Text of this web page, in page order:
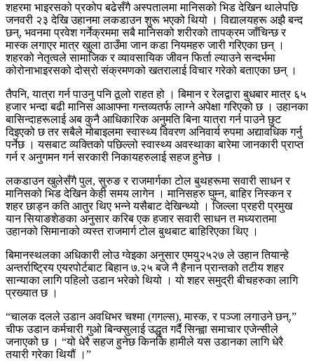
शहरमा भाइरसको प्रकोप बढेसँगै अस्पतालमा मानिसको भिड देखिन थालेपछि
जनवरी २३ देखि उहानमा लकडाउन शुरू भएको थियो । विद्यालयहरू अझै बन्द
छन्, भवनमा प्रवेश गर्नेक्रममा सबै मानिसको शरीरको तापक्रम जाँचिन्छ र
मास्क लगाएर मात्र खुला ठाउँमा जान कडा नियमहरु जारी गरिएका छन् ।
शहरको नेतृत्वले सामाजिक र व्यावसायिक जीवन फिर्ता ल्याउने सन्दर्भमा
कोरोनाभाइरसको दोस्रो संक्रमणको खतरालाई विचार गरेको बताएका छन् ।
तैपनि, यात्रा गर्न पाउनु पनि ठूलो राहत हो । बिमान र रेलद्वारा बुधबार मात्र ६५
हजार भन्दा बढी मानिस आआफ्ना गन्तव्यतर्फ लाग्ने अपेक्षा गरिएको छ । उहानका
बासिन्दाहरूलाई अब कुनै आधिकारिक अनुमति बिना यात्रा गर्न पाउने छुट
दिइएको छ तर सबैले मोबाइलमा स्वास्थ्य विवरण अनिवार्य रुपमा अद्यावधिक गर्नु
पर्नेछ । यसबाट व्यक्तिको पछिल्लो स्वास्थ्य अवस्थाका बारेमा जानकारी प्राप्त
गर्न र अनुगमन गर्न सरकारी निकायहरुलाई सहज हुनेछ ।
लकडाउन खुलेसँगै पुल, सुरुङ र राजमार्गका टोल बुथहरूमा सवारी साधन र
मानिसको भिड देखिन केही समय लागेन । मानिसहरु घुम्न, बाहिर निस्कन र
शहर छाड्न कति आतुर थिए भन्ने यसैबाट देखिन्थ्यो । जिल्ला प्रहरी प्रमुख
यान सियाङशेङका अनुसार करिब एक हजार सवारी साधन त मध्यरातमा
उहानको सिमानाको व्यस्त राजमार्ग टोल बुथबाट बाहिरिएका थिए ।
बिमानस्थलका अधिकारी लोउ ग्वेइका अनुसार एमयु२५२७ ले उहान तियान्हे
अन्तर्राष्ट्रिय एयरपोर्टबाट बिहान ७.२५ बजे नै हैनान प्रान्तको तटीय शहर
सान्याका लागि पहिलो उडान भरेको थियो । यो शहर समुद्री बीचहरुका लागि
प्रख्यात छ ।
“चालक दलले उडान अवधिभर चश्मा (गगल्स), मास्क, र पञ्जा लगाउने छन्,”
चीफ उडान कर्मचारी गुओ बिन्क्सुलाई उद्धृत गर्दै सिन्ह्वा समाचार एजेन्सीले
जनाएको छ । “यो धेरै सहज हुनेछ किनकि हामीले यस उडानका लागि धेरै
तयारी गरेका थियौं ।”